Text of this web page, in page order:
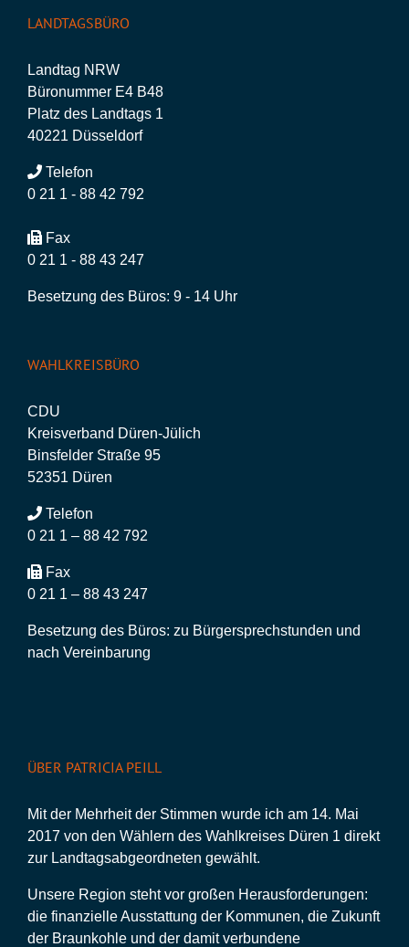
LANDTAGSBÜRO
Landtag NRW
Büronummer E4 B48
Platz des Landtags 1
40221 Düsseldorf
Telefon
0 21 1 - 88 42 792
Fax
0 21 1 - 88 43 247
Besetzung des Büros: 9 - 14 Uhr
WAHLKREISBÜRO
CDU
Kreisverband Düren-Jülich
Binsfelder Straße 95
52351 Düren
Telefon
0 21 1 – 88 42 792
Fax
0 21 1 – 88 43 247
Besetzung des Büros: zu Bürgersprechstunden und
nach Vereinbarung
ÜBER PATRICIA PEILL
Mit der Mehrheit der Stimmen wurde ich am 14. Mai
2017 von den Wählern des Wahlkreises Düren 1 direkt
zur Landtagsabgeordneten gewählt.
Unsere Region steht vor großen Herausforderungen:
die finanzielle Ausstattung der Kommunen, die Zukunft
der Braunkohle und der damit verbundene